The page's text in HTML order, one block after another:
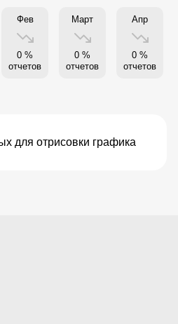
Фев
0 %
отчетов
Март
0 %
отчетов
Апр
0 %
отчетов
для отрисовки графика